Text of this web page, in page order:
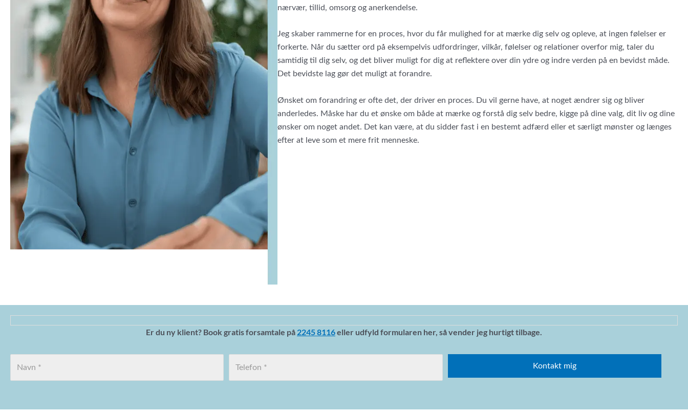
nærvær, tillid, omsorg og anerkendelse.
Jeg skaber rammerne for en proces, hvor du får mulighed for at mærke dig selv og opleve, at ingen følelser er
forkerte. Når du sætter ord på eksempelvis udfordringer, vilkår, følelser og relationer overfor mig, taler du
samtidig til dig selv, og det bliver muligt for dig at reflektere over din ydre og indre verden på en bevidst måde.
Det bevidste lag gør det muligt at forandre.
Ønsket om forandring er ofte det, der driver en proces. Du vil gerne have, at noget ændrer sig og bliver
anderledes. Måske har du et ønske om både at mærke og forstå dig selv bedre, kigge på dine valg, dit liv og dine
ønsker om noget andet. Det kan være, at du sidder fast i en bestemt adfærd eller et særligt mønster og længes
efter at leve som et mere frit menneske.
Er du ny klient? Book gratis forsamtale på 2245 8116eller udfyld formularen her, så vender jeg hurtigt tilbage.